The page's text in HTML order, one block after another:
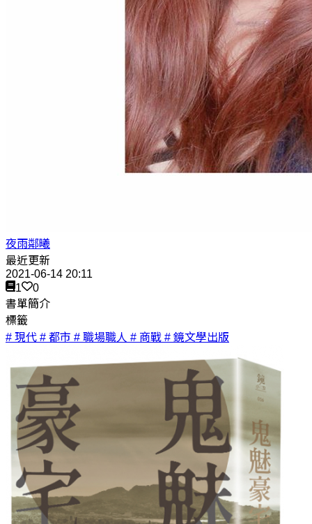
夜雨鄰曦
最近更新
2021-06-14 20:11
1
0
書單簡介
標籤
# 現代 # 都市 # 職場職人 # 商戰 # 鏡文學出版